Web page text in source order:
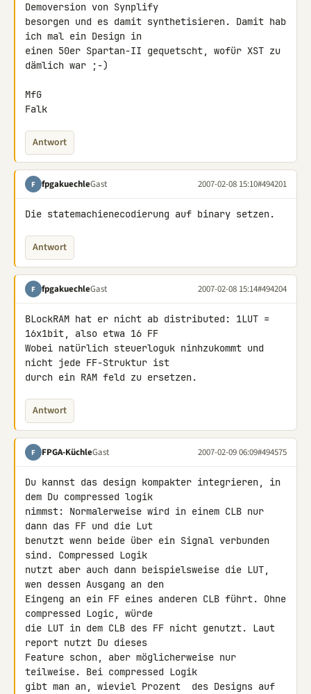
Demoversion von Synplify
besorgen und es damit synthetisieren. Damit hab
ich mal ein Design in
einen 50er Spartan-II gequetscht, wofür XST zu
dämlich war ;-)
MfG
Falk
Antwort
F fpgakuechleGast 2007-02-08 15:10#494201
Die statemachienecodierung auf binary setzen.
Antwort
F fpgakuechleGast 2007-02-08 15:14#494204
BLockRAM hat er nicht ab distributed: 1LUT =
16x1bit, also etwa 16 FF
Wobei natürlich steuerloguk ninhzukommt und
nicht jede FF-Struktur ist
durch ein RAM feld zu ersetzen.
Antwort
F FPGA-KüchleGast 2007-02-09 06:09#494575
Du kannst das design kompakter integrieren, in
dem Du compressed logik
nimmst: Normalerweise wird in einem CLB nur
dann das FF und die Lut
benutzt wenn beide über ein Signal verbunden
sind. Compressed Logik
nutzt aber auch dann beispielsweise die LUT,
wen dessen Ausgang an den
Eingeng an ein FF eines anderen CLB führt. Ohne
compressed Logic, würde
die LUT in dem CLB des FF nicht genutzt. Laut
report nutzt Du dieses
Feature schon, aber möglicherweise nur
teilweise. Bei compressed Logik
gibt man an, wieviel Prozent  des Designs auf